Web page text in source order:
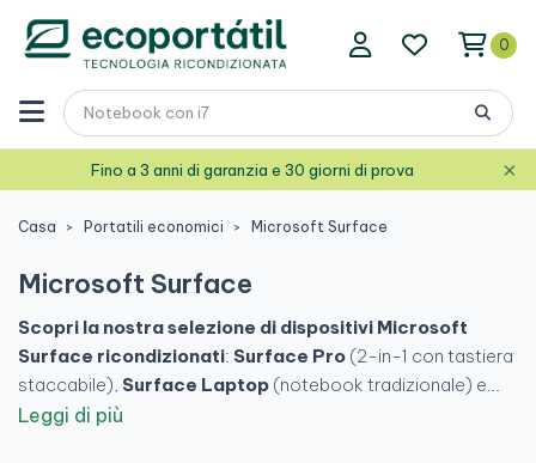
0
Fino a 3 anni di garanzia e 30 giorni di prova ×
Casa Portatili economici Microsoft Surface
Microsoft Surface
Scopri la nostra selezione di dispositivi Microsoft
Surface ricondizionati: Surface Pro (2-in-1 con tastiera
staccabile), Surface Laptop (notebook tradizionale) e
Surface Go
Leggi di più